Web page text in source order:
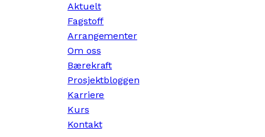
Aktuelt
Fagstoff
Arrangementer
Om oss
Bærekraft
Prosjektbloggen
Karriere
Kurs
Kontakt